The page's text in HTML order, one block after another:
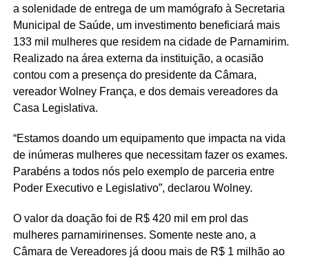
a solenidade de entrega de um mamógrafo à Secretaria
Municipal de Saúde, um investimento beneficiará mais
133 mil mulheres que residem na cidade de Parnamirim.
Realizado na área externa da instituição, a ocasião
contou com a presença do presidente da Câmara,
vereador Wolney França, e dos demais vereadores da
Casa Legislativa.
“Estamos doando um equipamento que impacta na vida
de inúmeras mulheres que necessitam fazer os exames.
Parabéns a todos nós pelo exemplo de parceria entre
Poder Executivo e Legislativo”, declarou Wolney.
O valor da doação foi de R$ 420 mil em prol das
mulheres parnamirinenses. Somente neste ano, a
Câmara de Vereadores já doou mais de R$ 1 milhão ao